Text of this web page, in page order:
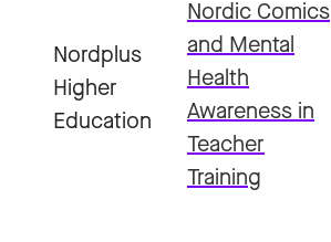
Nordplus
Higher
Education
Nordic Comics
and Mental
Health
Awareness in
Teacher
Training